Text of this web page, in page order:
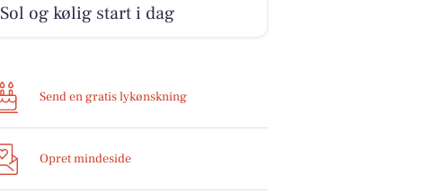
Sol og kølig start i dag
Send en gratis lykønskning
Opret mindeside